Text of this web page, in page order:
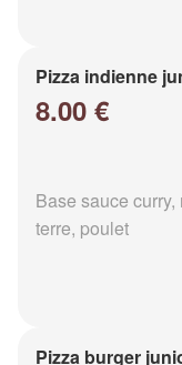
Pizza indienne
8.00 €
Base sauce
terre, poulet
Pizza burger